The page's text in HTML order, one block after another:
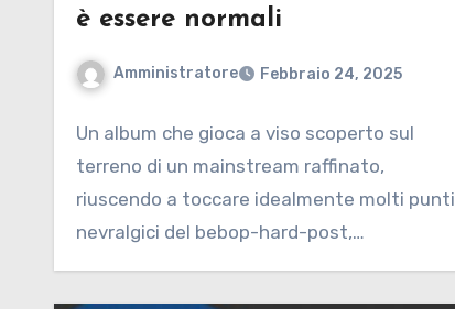
è essere normali
Amministratore Febbraio 24, 2025
Un album che gioca a viso scoperto sul
terreno di un mainstream raffinato,
riuscendo a toccare idealmente molti punti
nevralgici del bebop-hard-post,…